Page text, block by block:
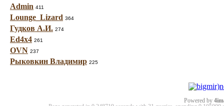
Admin 411
Lounge_Lizard 364
Гудков А.И. 274
Ed4x4 261
OVN 237
Рыковкин Владимир 225
Powered by